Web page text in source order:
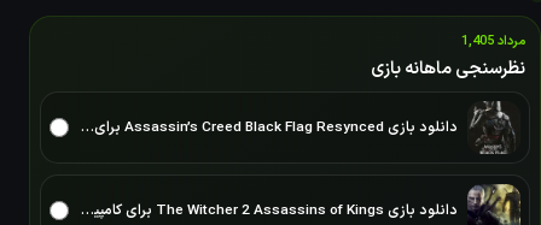
مرداد 1,405
نظرسنجی ماهانه بازی
دانلود بازی Assassin’s Creed Black Flag Resynced برای PC – نسخه ElAmigos
دانلود بازی The Witcher 2 Assassins of Kings برای کامپیوتر نسخه ElAmigos/DODI/FitGirl